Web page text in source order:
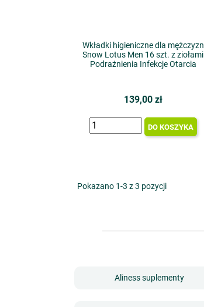
Wkładki higieniczne dla mężczyzn
Snow Lotus Men 16 szt. z ziołami
Podrażnienia Infekcje Otarcia
139,00 zł
DO KOSZYKA
Pokazano 1-3 z 3 pozycji
Aliness suplementy